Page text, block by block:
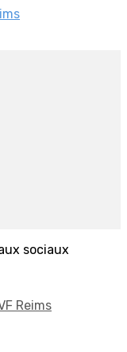
sociaux